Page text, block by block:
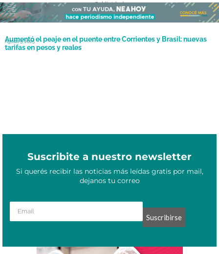
- Publicidad -
Aumentó el peaje en el puente entre Corrientes y Brasil: nuevas
tarifas en pesos y reales
Agosto 5, 2025
Suscribite a nuestro newsletter
Si querés recibir las noticias más leídas gratis por mail,
dejanos tu correo
Suscribirse